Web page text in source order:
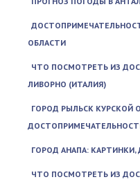
ОБЛАСТИ
ЧТО ПОСМОТРЕТЬ ИЗ
ЛИВОРНО (ИТАЛИЯ)
ГОРОД РЫЛЬСК КУРСКОЙ
ГОРОД АНАПА:
ЧТО ПОСМОТРЕТЬ ИЗ